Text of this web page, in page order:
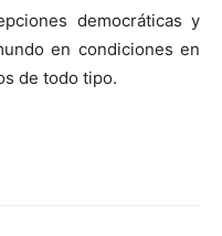
democráticas y
en condiciones en
de todo tipo.